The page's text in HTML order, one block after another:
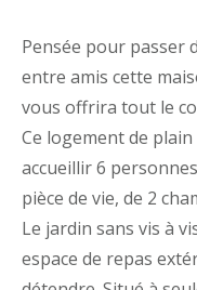
Pensée pour passer
entre amis cette
vous offrira tout le
Ce logement de
accueillir 6
pièce de vie, de 2
Le jardin sans vis à
espace de repas